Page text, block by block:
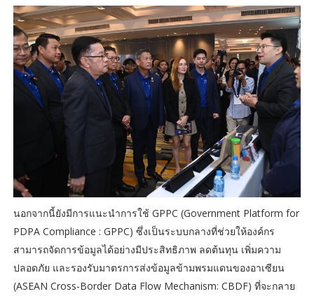
นอกจากนี้ยังมีการแนะนำการใช้ GPPC (Government Platform for
PDPA Compliance : GPPC) ซึ่งเป็นระบบกลางที่ช่วยให้องค์กร
สามารถจัดการข้อมูลได้อย่างมีประสิทธิภาพ ลดต้นทุน เพิ่มความ
ปลอดภัย และรองรับมาตรการส่งข้อมูลข้ามพรมแดนของอาเซียน
(ASEAN Cross-Border Data Flow Mechanism: CBDF) ที่จะกลาย